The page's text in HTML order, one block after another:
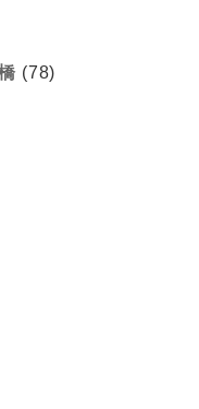
(78)